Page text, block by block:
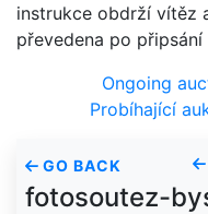
instrukce obdrží vítěz
převedena po připsání
Ongoing
Probíhající
GO BACK
fotosoutez-